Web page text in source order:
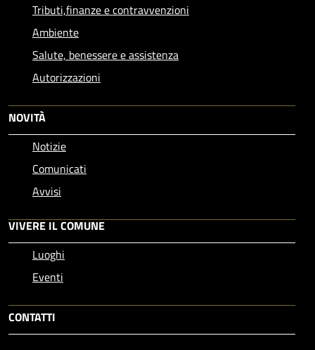
Tributi,finanze e contravvenzioni
Ambiente
Salute, benessere e assistenza
Autorizzazioni
NOVITÀ
Notizie
Comunicati
Avvisi
VIVERE IL COMUNE
Luoghi
Eventi
CONTATTI